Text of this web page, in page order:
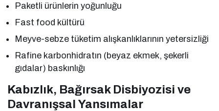
Paketli ürünlerin yoğunluğu
Fast food kültürü
Meyve-sebze tüketim alışkanlıklarının yetersizliği
Rafine karbonhidratın (beyaz ekmek, şekerli
gıdalar) baskınlığı
Kabızlık, Bağırsak Disbiyozisi ve
Davranışsal Yansımalar